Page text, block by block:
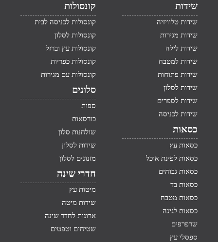
שידות
שידות טלוויזיה
שידות מגירות
שידות לילה
שידות למטבח
שידות פתוחות
שידות לסלון
שידות לספרים
שידות לכניסה
כסאות
כסאות עץ
כסאות לפינת אוכל
כסאות גבוהים
כסאות בד
כסאות מטבח
כסאות לגינה
שרפרפים
ספסלי עץ
קונסולות
קונסולות לכניסה לבית
קונסולות לסלון
קונסולות עץ וברזל
קונסולות כפריות
קונסולות עם מגירות
סלונים
ספות
כורסאות
שולחנות סלון
שידות לסלון
מזנונים לסלון
חדרי שינה
מיטות עץ
שידות מיטה
ארונות לחדר שינה
שטיחים וטפטים